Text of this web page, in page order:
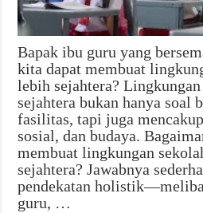
Bapak ibu guru yang
kita dapat membuat
lebih sejahtera?
sejahtera bukan hanya soal
fasilitas, tapi juga
sosial, dan budaya.
membuat lingkungan
sejahtera? Jawabnya
pendekatan
guru, …